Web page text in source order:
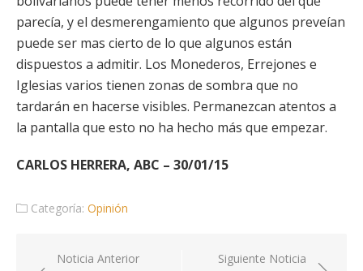
parecía, y el desmerengamiento que algunos preveían
puede ser mas cierto de lo que algunos están
dispuestos a admitir. Los Monederos, Errejones e
Iglesias varios tienen zonas de sombra que no
tardarán en hacerse visibles. Permanezcan atentos a
la pantalla que esto no ha hecho más que empezar.
CARLOS HERRERA, ABC – 30/01/15
Categoría: Opinión
Navegación
Noticia Anterior Siguiente Noticia